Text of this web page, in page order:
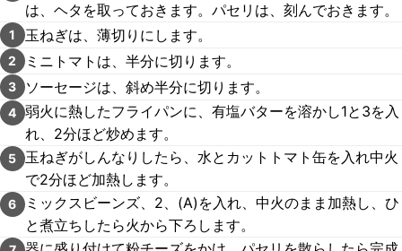
は、ヘタを取っておきます。パセリは、刻んでおきます。
1 玉ねぎは、薄切りにします。
2 ミニトマトは、半分に切ります。
3 ソーセージは、斜め半分に切ります。
4 弱火に熱したフライパンに、有塩バターを溶かし1と3を入
れ、2分ほど炒めます。
5
玉ねぎがしんなりしたら、水とカットトマト缶を入れ中火
で2分ほど加熱します。
6
ミックスビーンズ、2、(A)を入れ、中火のまま加熱し、ひ
と煮立ちしたら火から下ろします。